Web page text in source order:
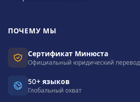
ПОЧЕМУ МЫ
Сертификат Минюста
Официальный юридический перевод
50+ языков
Глобальный охват